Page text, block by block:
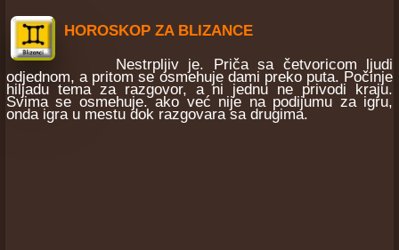
HOROSKOP ZA BLIZANCE
Nestrpljiv je. Priča sa četvoricom ljudi
odjednom, a pritom se osmehuje dami preko puta. Počinje
hiljadu tema za razgovor, a ni jednu ne privodi kraju.
Svima se osmehuje. ako već nije na podijumu za igru,
onda igra u mestu dok razgovara sa drugima.